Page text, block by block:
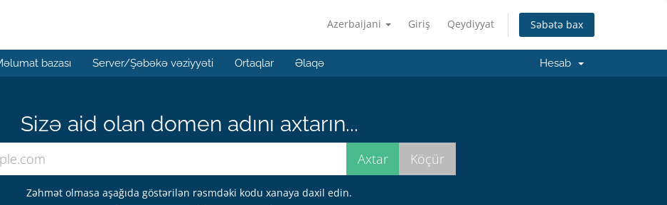
Azerbaijani Giriş Qeydiyyat Səbətə bax
bazası Server/Şəbəkə vəziyyəti Ortaqlar Əlaqə Hesab
Sizə aid olan domen adını axtarın...
Zəhmət olmasa aşağıda göstərilən rəsmdəki kodu xanaya daxil edin.